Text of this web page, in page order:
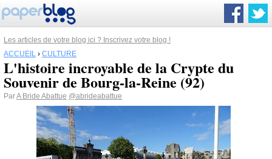
Les articles de votre blog ici ? Inscrivez votre blog !
ACCUEIL › CULTURE
L'histoire incroyable de la Crypte du
Souvenir de Bourg-la-Reine (92)
ParA Bride Abattue @abrideabattue